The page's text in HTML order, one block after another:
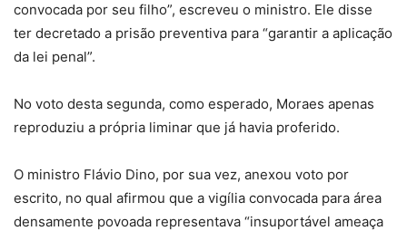
convocada por seu filho”, escreveu o ministro. Ele disse
ter decretado a prisão preventiva para “garantir a aplicação
da lei penal”.
No voto desta segunda, como esperado, Moraes apenas
reproduziu a própria liminar que já havia proferido.
O ministro Flávio Dino, por sua vez, anexou voto por
escrito, no qual afirmou que a vigília convocada para área
densamente povoada representava “insuportável ameaça